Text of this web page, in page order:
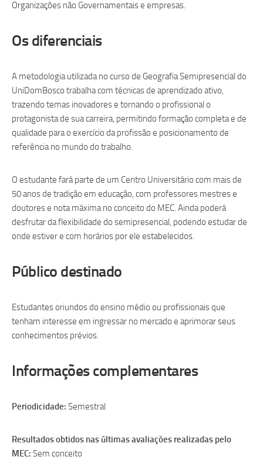
Organizações não Governamentais e empresas.
Os diferenciais
A metodologia utilizada no curso de Geografia Semipresencial do
UniDomBosco trabalha com técnicas de aprendizado ativo,
trazendo temas inovadores e tornando o profissional o
protagonista de sua carreira, permitindo formação completa e de
qualidade para o exercício da profissão e posicionamento de
referência no mundo do trabalho.
O estudante fará parte de um Centro Universitário com mais de
50 anos de tradição em educação, com professores mestres e
doutores e nota máxima no conceito do MEC. Ainda poderá
desfrutar da flexibilidade do semipresencial, podendo estudar de
onde estiver e com horários por ele estabelecidos.
Público destinado
Estudantes oriundos do ensino médio ou profissionais que
tenham interesse em ingressar no mercado e aprimorar seus
conhecimentos prévios.
Informações complementares
Periodicidade: Semestral
Resultados obtidos nas últimas avaliações realizadas pelo
MEC: Sem conceito